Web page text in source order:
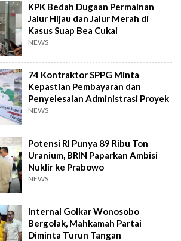
KPK Bedah Dugaan Permainan
Jalur Hijau dan Jalur Merah di
Kasus Suap Bea Cukai
NEWS
74 Kontraktor SPPG Minta
Kepastian Pembayaran dan
Penyelesaian Administrasi Proyek
NEWS
Potensi RI Punya 89 Ribu Ton
Uranium, BRIN Paparkan Ambisi
Nuklir ke Prabowo
NEWS
Internal Golkar Wonosobo
Bergolak, Mahkamah Partai
Diminta Turun Tangan